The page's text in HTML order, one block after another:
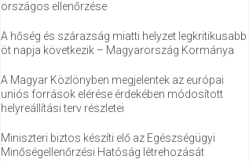
országos ellenőrzése
A hőség és szárazság miatti helyzet legkritikusabb
öt napja következik – Magyarország Kormánya
A Magyar Közlönyben megjelentek az európai
uniós források elérése érdekében módosított
helyreállítási terv részletei
Miniszteri biztos készíti elő az Egészségügyi
Minőségellenőrzési Hatóság létrehozását